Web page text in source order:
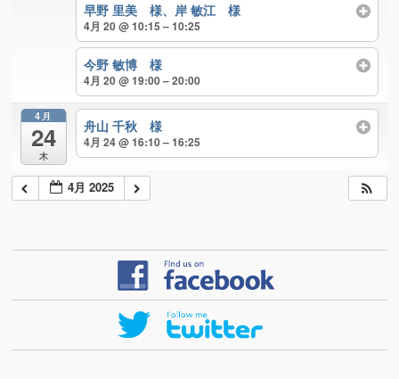
早野 里美 様、岸 敏江 様
4月 20 @ 10:15 – 10:25
今野 敏博 様
4月 20 @ 19:00 – 20:00
4月
24
木
舟山 千秋 様
4月 24 @ 16:10 – 16:25
4月 2025